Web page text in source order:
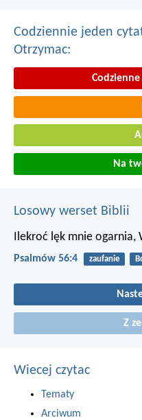
Codziennie jeden
Otrzymac:
Na
Losowy werset Biblii
Ilekroć lęk mnie ogarnia,
Psalmów 56:4 zaufanie
Z
Wiecej czytac
Tematy
Arciwum